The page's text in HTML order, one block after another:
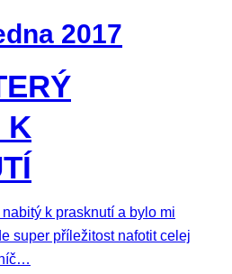
2017
K
k prasknutí a bylo mi
super příležitost nafotit celej